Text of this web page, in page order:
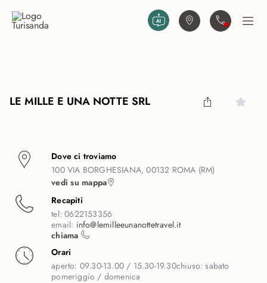
Trova agenziaContattaciApri
LE MILLE E UNA NOTTE SRL
Dove ci troviamo
100 VIA BORGHESIANA, 00132 ROMA (RM)
vedi su mappa
Recapiti
tel:0622153356
email: info@lemilleeunanottetravel.it
chiama
Orari
aperto: 09.30-13.00 / 15.30-19.30chiuso:sabato
pomeriggio / domenica